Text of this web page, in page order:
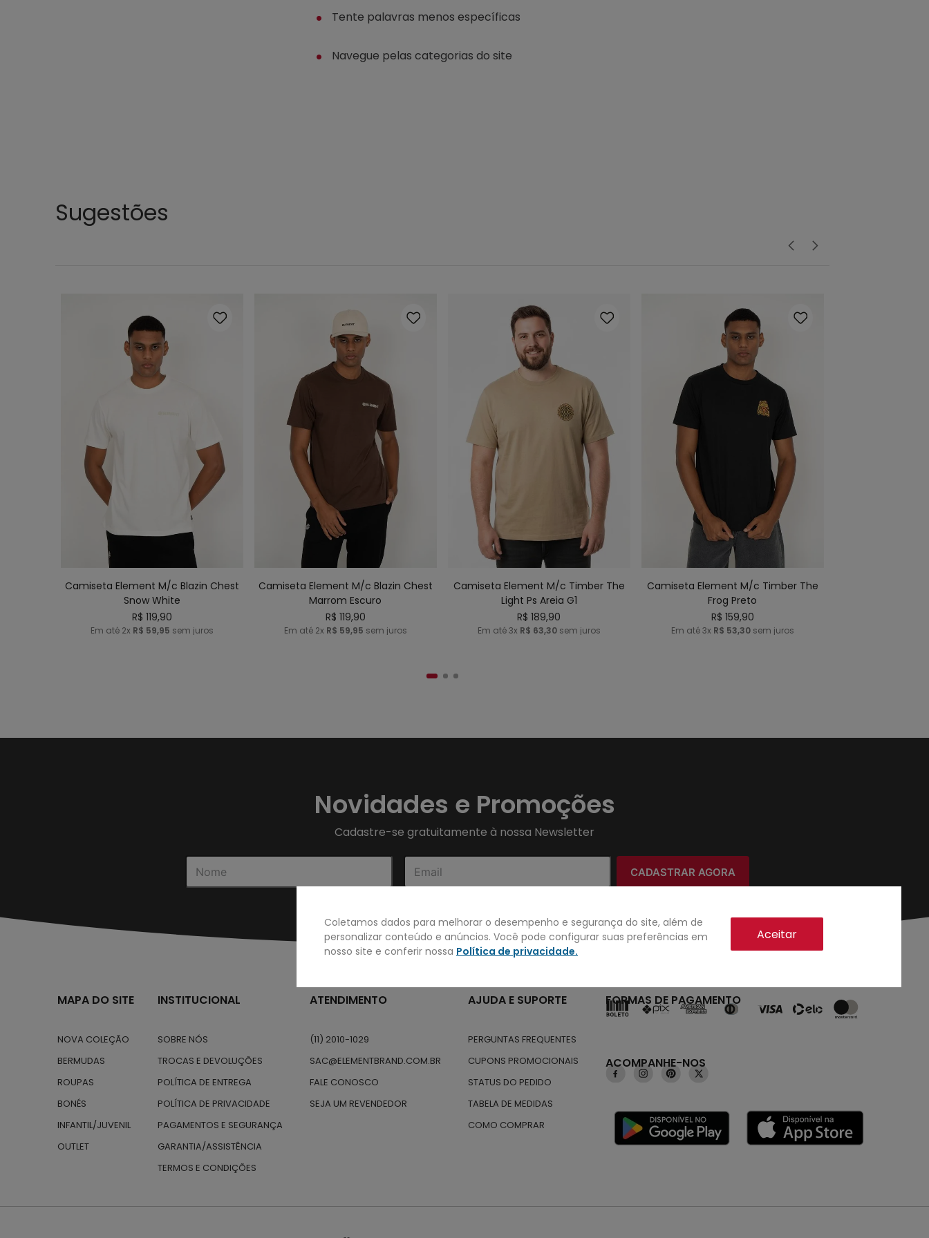
Coletamos dados para melhorar o desempenho e segurança do site, além de
personalizar conteúdo e anúncios. Você pode configurar suas preferências em
nosso site e conferir nossa Política de privacidade.
Aceitar
Tente palavras menos específicas
Navegue pelas categorias do site
Sugestões
GG
ADICIONAR AO CARRINHO
Camiseta Element M/c Blazin Chest
Snow White
R$ 119,90
Em até 2x R$ 59,95 sem juros
P M
ADICIONAR AO CARRINHO
Camiseta Element M/c Blazin Chest
Marrom Escuro
R$ 119,90
Em até 2x R$ 59,95 sem juros
ADICIONAR AO CARRINHO
Camiseta Element M/c Timber The
Light Ps Areia G1
R$ 189,90
Em até3x R$ 63,30sem juros
M GG
ADICIONAR AO CARRINHO
Camiseta Element M/c Timber The
Frog Preto
R$ 159,90
Em até3x R$ 53,30sem juros
Novidades e Promoções
Cadastre-se gratuitamente à nossa Newsletter
CADASTRAR AGORA
MAPA DO SITE
NOVA COLEÇÃO
BERMUDAS
ROUPAS
BONÉS
INFANTIL/JUVENIL
OUTLET
INSTITUCIONAL
SOBRE NÓS
TROCAS E DEVOLUÇÕES
POLÍTICA DE ENTREGA
POLÍTICA DE PRIVACIDADE
PAGAMENTOS E SEGURANÇA
GARANTIA/ASSISTÊNCIA
TERMOS E CONDIÇÕES
ATENDIMENTO
(11) 2010-1029
SAC@ELEMENTBRAND.COM.BR
FALE CONOSCO
SEJA UM REVENDEDOR
AJUDA E SUPORTE
PERGUNTAS FREQUENTES
CUPONS PROMOCIONAIS
STATUS DO PEDIDO
TABELA DE MEDIDAS
COMO COMPRAR
FORMAS DE PAGAMENTO
ACOMPANHE-NOS